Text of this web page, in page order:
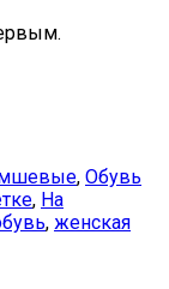
, Обувь
, На
, женская